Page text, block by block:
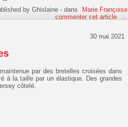
by Ghislaine -dans
Marie Françoise
commenter cet article
…
30 mai 2021
par des bretelles croisées dans
à la taille par un élastique. Des grandes
côtelé.